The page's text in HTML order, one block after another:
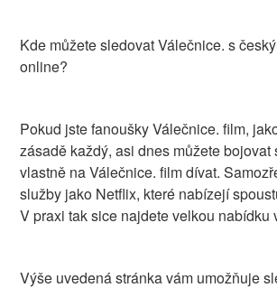
Kde můžete sledovat Válečnice. s
online?
Pokud jste fanoušky Válečnice. film,
zásadě každý, asi dnes můžete bojovat
vlastně na Válečnice. film dívat.
služby jako Netflix, které nabízejí
V praxi tak sice najdete velkou nabídku
Výše uvedená stránka vám umožňuje